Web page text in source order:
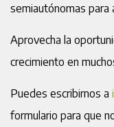
semiautónomas para
Aprovecha la
crecimiento en
Puedes escribirnos a
formulario para que